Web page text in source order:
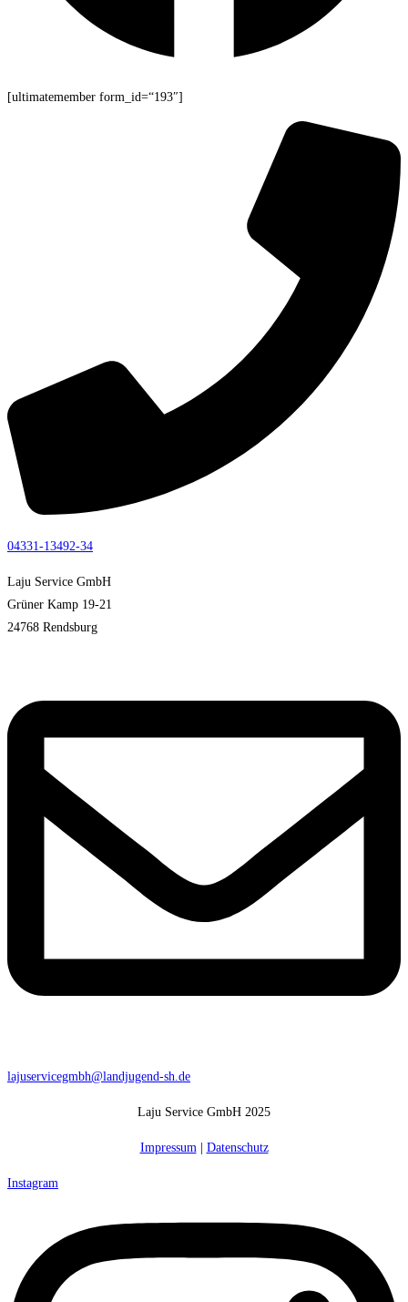
[ultimatemember form_id=“193″]
04331-13492-34
Laju Service GmbH
Grüner Kamp 19-21
24768 Rendsburg
lajuservicegmbh@landjugend-sh.de
Laju Service GmbH 2025
Impressum | Datenschutz
Instagram